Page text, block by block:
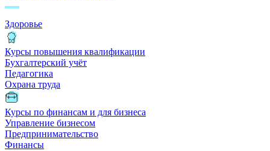
Здоровье
Курсы повышения квалификации
Бухгалтерский учёт
Педагогика
Охрана труда
Курсы по финансам и для бизнеса
Управление бизнесом
Предпринимательство
Финансы